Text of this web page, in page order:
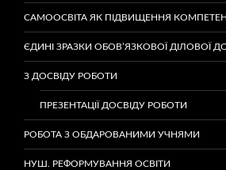
САМООСВІТА ЯК ПІДВИЩЕННЯ
ЄДИНІ ЗРАЗКИ ОБОВ’ЯЗКОВОЇ ДІЛОВОЇ
З ДОСВІДУ РОБОТИ
ПРЕЗЕНТАЦІЇ ДОСВІДУ РОБОТИ
РОБОТА З ОБДАРОВАНИМИ УЧНЯМИ
НУШ. РЕФОРМУВАННЯ ОСВІТИ